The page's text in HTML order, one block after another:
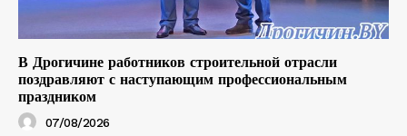
В Дрогичине работников строительной отрасли
поздравляют с наступающим профессиональным
праздником
07/08/2026